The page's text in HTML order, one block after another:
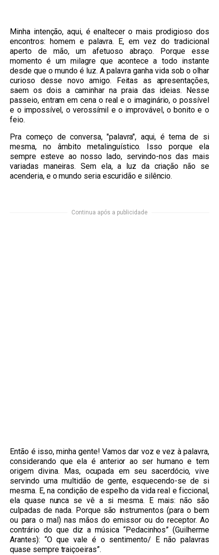
Minha intenção, aqui, é enaltecer o mais prodigioso dos
encontros: homem e palavra. E, em vez do tradicional
aperto de mão, um afetuoso abraço. Porque esse
momento é um milagre que acontece a todo instante
desde que o mundo é luz. A palavra ganha vida sob o olhar
curioso desse novo amigo. Feitas as apresentações,
saem os dois a caminhar na praia das ideias. Nesse
passeio, entram em cena o real e o imaginário, o possível
e o impossível, o verossímil e o improvável, o bonito e o
feio.
Pra começo de conversa, "palavra", aqui, é tema de si
mesma, no âmbito metalinguístico. Isso porque ela
sempre esteve ao nosso lado, servindo-nos das mais
variadas maneiras. Sem ela, a luz da criação não se
acenderia, e o mundo seria escuridão e silêncio.
Continua após a publicidade
Então é isso, minha gente! Vamos dar voz e vez à palavra,
considerando que ela é anterior ao ser humano e tem
origemdivina. Mas, ocupada em seu sacerdócio, vive
servindo uma multidão de gente, esquecendo-se de si
mesma. E, na condição de espelho da vida real e ficcional,
ela quase nunca se vê a si mesma. E mais: não são
culpadas de nada. Porque são instrumentos (para o bem
ou para o mal) nas mãos do emissor ou do receptor. Ao
contrário do que diz a música “Pedacinhos” (Guilherme
Arantes): “O que vale é o sentimento/ E não palavras
quase sempre traiçoeiras”.